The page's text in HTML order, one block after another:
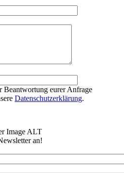
Beantwortung eurer Anfrage
Datenschutzerklärung.
an!